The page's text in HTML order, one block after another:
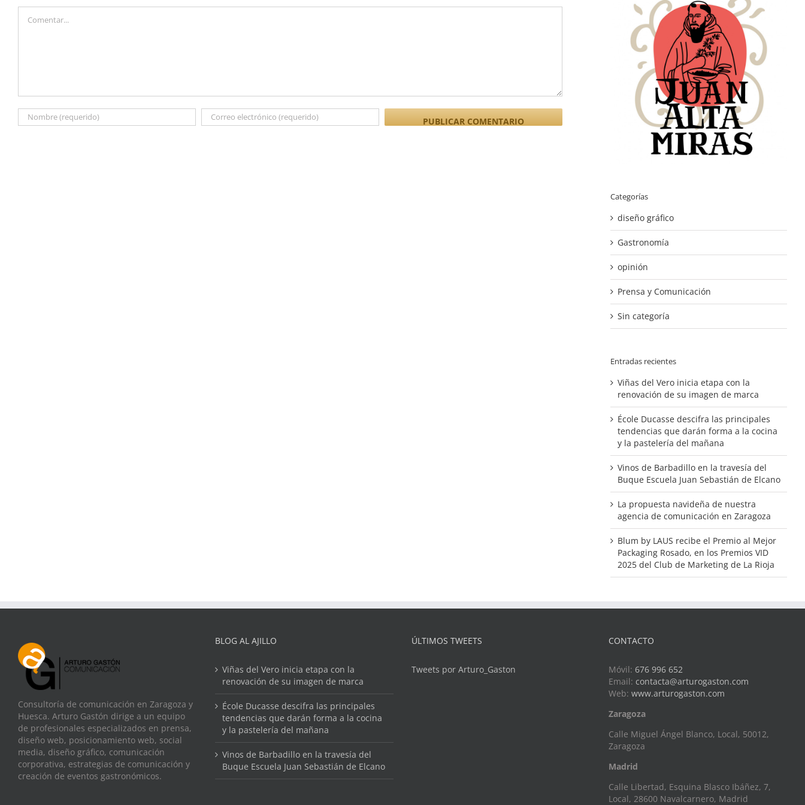
Categorías
diseño gráfico
Gastronomía
opinión
Prensa y Comunicación
Sin categoría
Entradas recientes
Viñas del Vero inicia etapa con la
renovación de su imagen de marca
École Ducasse descifra las principales
tendencias que darán forma a la cocina
y la pastelería del mañana
Vinos de Barbadillo en la travesía del
Buque Escuela Juan Sebastián de Elcano
La propuesta navideña de nuestra
agencia de comunicación en Zaragoza
Blum by LAUS recibe el Premio al Mejor
Packaging Rosado, en los Premios VID
2025 del Club de Marketing de La Rioja
Consultoría de comunicación en Zaragoza y
Huesca. Arturo Gastón dirige a un equipo
de profesionales especializados en prensa,
diseño web, posicionamiento web, social
media, diseño gráfico, comunicación
corporativa, estrategias de comunicación y
creación de eventos gastronómicos.
BLOG AL AJILLO
Viñas del Vero inicia etapa con la
renovación de su imagen de marca
École Ducasse descifra las principales
tendencias que darán forma a la cocina
y la pastelería del mañana
Vinos de Barbadillo en la travesía del
Buque Escuela Juan Sebastián de Elcano
ÚLTIMOS TWEETS
Tweets por Arturo_Gaston
CONTACTO
Móvil: 676 996 652
Email: contacta@arturogaston.com
Web: www.arturogaston.com
Zaragoza
Calle Miguel Ángel Blanco, Local, 50012,
Zaragoza
Madrid
Calle Libertad, Esquina Blasco Ibáñez, 7,
Local, 28600 Navalcarnero, Madrid